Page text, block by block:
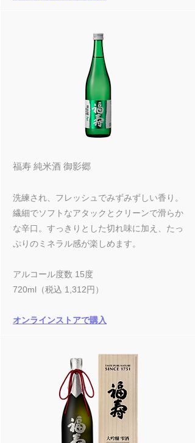
福寿 純米酒 御影郷
洗練され、フレッシュでみずみずしい香り。
繊細でソフトなアタックとクリーンで滑らか
な辛口。すっきりとした切れ味に加え、たっ
ぷりのミネラル感が楽しめます。
アルコール度数 15度
720ml（税込 1,312円）
オンラインストアで購入